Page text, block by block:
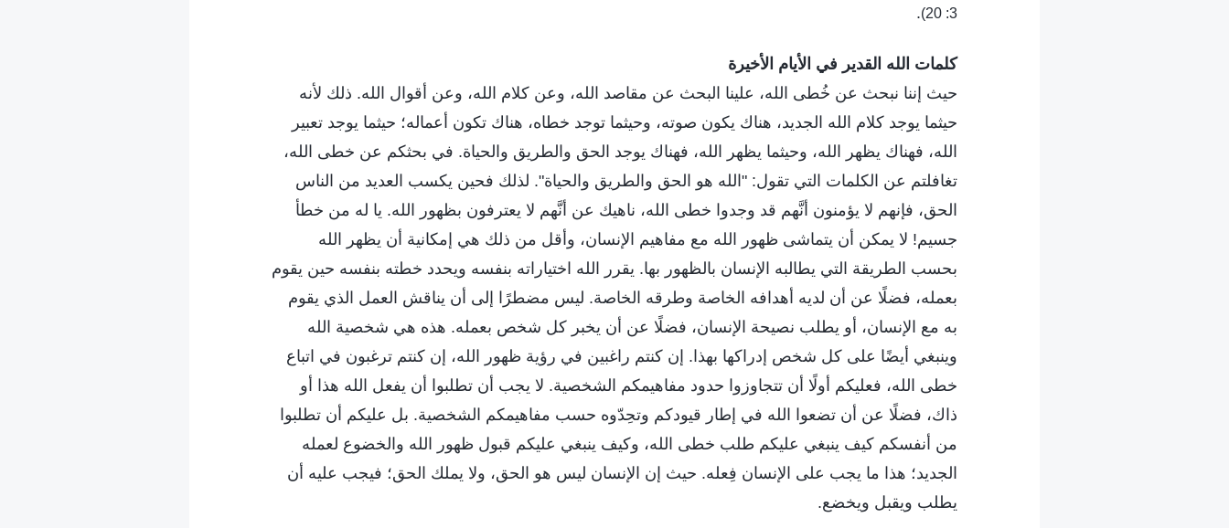
3: 20)
.
كلمات الله القدير في الأيام الأخيرة
حيث إننا نبحث عن خُطى الله، علينا البحث عن مقاصد الله، وعن كلام الله، وعن أقوال الله. ذلك لأنه
حيثما يوجد كلام الله الجديد، هناك يكون صوته، وحيثما توجد خطاه، هناك تكون أعماله؛ حيثما يوجد تعبير
الله، فهناك يظهر الله، وحيثما يظهر الله، فهناك يوجد الحق والطريق والحياة. في بحثكم عن خطى الله،
تغافلتم عن الكلمات التي تقول: "الله هو الحق والطريق والحياة". لذلك فحين يكسب العديد من الناس
الحق، فإنهم لا يؤمنون أنَّهم قد وجدوا خطى الله، ناهيك عن أنَّهم لا يعترفون بظهور الله. يا له من خطأ
جسيم! لا يمكن أن يتماشى ظهور الله مع مفاهيم الإنسان، وأقل من ذلك هي إمكانية أن يظهر الله
بحسب الطريقة التي يطالبه الإنسان بالظهور بها. يقرر الله اختياراته بنفسه ويحدد خطته بنفسه حين يقوم
بعمله، فضلًا عن أن لديه أهدافه الخاصة وطرقه الخاصة. ليس مضطرًا إلى أن يناقش العمل الذي يقوم
به مع الإنسان، أو يطلب نصيحة الإنسان، فضلًا عن أن يخبر كل شخص بعمله. هذه هي شخصية الله
وينبغي أيضًا على كل شخص إدراكها بهذا. إن كنتم راغبين في رؤية ظهور الله، إن كنتم ترغبون في اتباع
خطى الله، فعليكم أولًا أن تتجاوزوا حدود مفاهيمكم الشخصية. لا يجب أن تطلبوا أن يفعل الله هذا أو
ذاك، فضلًا عن أن تضعوا الله في إطار قيودكم وتحِدّوه حسب مفاهيمكم الشخصية. بل عليكم أن تطلبوا
من أنفسكم كيف ينبغي عليكم طلب خطى الله، وكيف ينبغي عليكم قبول ظهور الله والخضوع لعمله
الجديد؛ هذا ما يجب على الإنسان فِعله. حيث إن الإنسان ليس هو الحق، ولا يملك الحق؛ فيجب عليه أن
يطلب ويقبل ويخضع.